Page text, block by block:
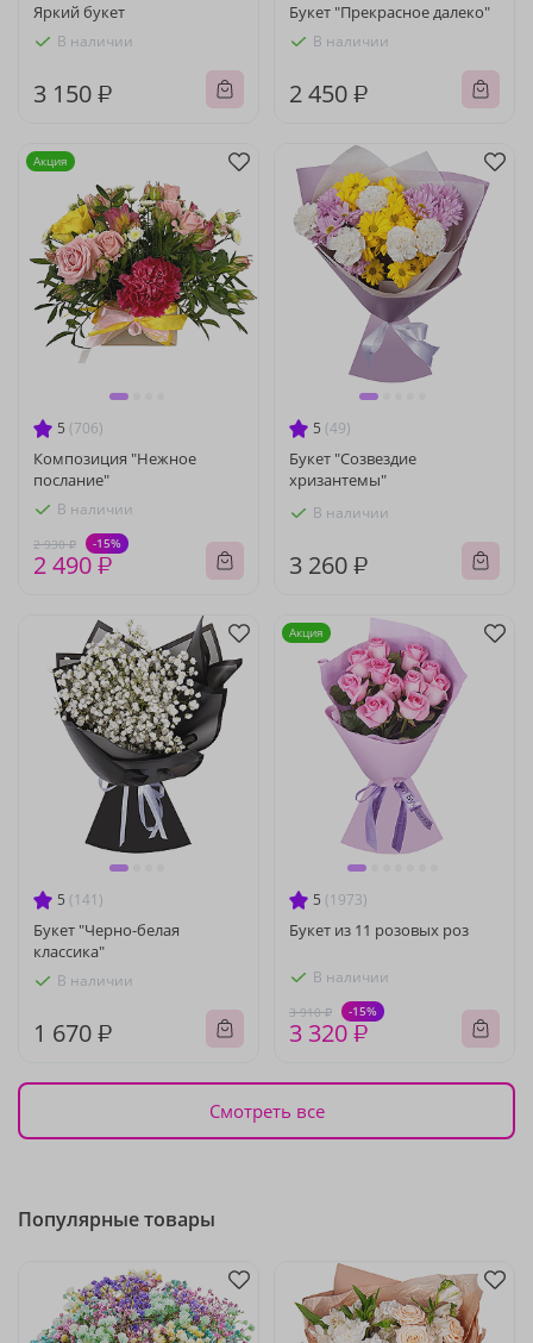
Яркий букет
В наличии
3 150 ₽
Букет "Прекрасное далеко"
В наличии
2 450 ₽
5 (706)
Композиция "Нежное
послание"
В наличии
2 930 ₽ -15%
2 490 ₽
Акция
5 (49)
Букет "Созвездие
хризантемы"
В наличии
3 260 ₽
5 (141)
Букет "Черно-белая
классика"
В наличии
1 670 ₽
5 (1973)
Букет из 11 розовых роз
В наличии
3 910 ₽ -15%
3 320 ₽
Акция
Смотреть все
Популярные товары